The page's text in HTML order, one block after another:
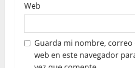
Web
Guarda mi nombre,
web en este navegador